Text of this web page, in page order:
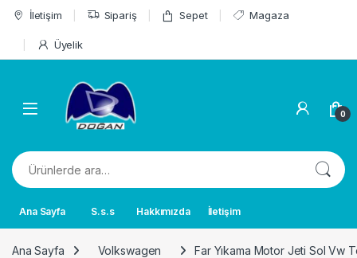
Skip to navigation
Skip to content
İletişim Sipariş Sepet Magaza
Üyelik
0
Ara:
Ana Sayfa S.s.s Hakkımızda İletişim
Ana Sayfa Volkswagen Far Yıkama Motor Jeti Sol Vw